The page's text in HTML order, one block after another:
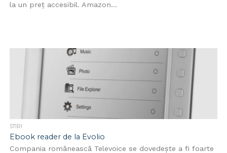
la un preț accesibil. Amazon...
STIRI
Ebook reader de la Evolio
Compania românească Televoice se dovedește a fi foarte